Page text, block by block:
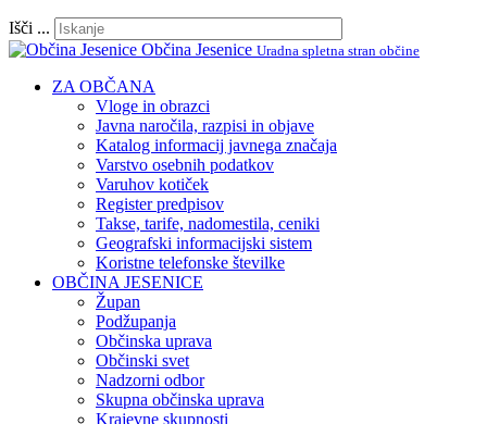
Išči ...
Občina Jesenice Uradna spletna stran občine
ZA OBČANA
Vloge in obrazci
Javna naročila, razpisi in objave
Katalog informacij javnega značaja
Varstvo osebnih podatkov
Varuhov kotiček
Register predpisov
Takse, tarife, nadomestila, ceniki
Geografski informacijski sistem
Koristne telefonske številke
OBČINA JESENICE
Župan
Podžupanja
Občinska uprava
Občinski svet
Nadzorni odbor
Skupna občinska uprava
Krajevne skupnosti